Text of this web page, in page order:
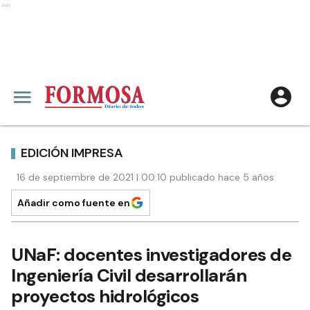
Ads
EDICIÓN IMPRESA
16 de septiembre de 2021 | 00:10 publicado hace 5 años
Añadir como fuente en
UNaF: docentes investigadores de
Ingeniería Civil desarrollarán
proyectos hidrológicos